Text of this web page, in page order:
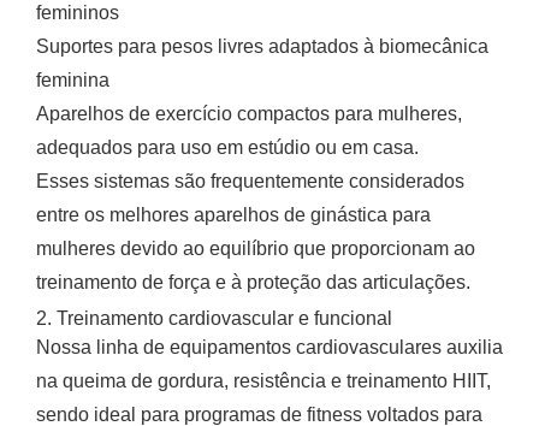
femininos
Suportes para pesos livres adaptados à biomecânica
feminina
Aparelhos de exercício compactos para mulheres,
adequados para uso em estúdio ou em casa.
Esses sistemas são frequentemente considerados
entre os melhores aparelhos de ginástica para
mulheres devido ao equilíbrio que proporcionam ao
treinamento de força e à proteção das articulações.
2. Treinamento cardiovascular e funcional
Nossa linha de equipamentos cardiovasculares auxilia
na queima de gordura, resistência e treinamento HIIT,
sendo ideal para programas de fitness voltados para